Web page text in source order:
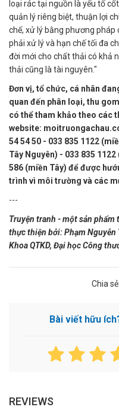
loại rác tại nguồn là yếu tố
quản lý riêng biệt, thuận lợi
chế, xử lý bằng phương
phải xử lý và hạn chế tối đa
đời mới cho chất thải có khả
thải cũng là tài nguyên."
Đơn vị, tổ chức, cá nhân
quan đến phân loại, thu
có thể tham khảo theo các
website:
54 54 50 - 033 835 1122
Tây Nguyên) - 033 835
586 (miền Tây) để được
trình vì môi trường và các
---
Truyện tranh - một sản
thực thiện bởi: Phạm Nguyễn
Khoa QTKD, Đại học Công
Chia sẻ:
Bài viết hữu
REVIEWS